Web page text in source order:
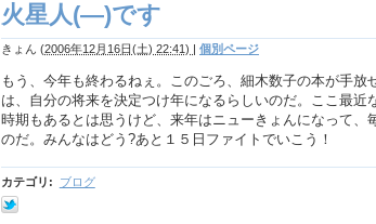
火星人(—)です
きょん (2006年12月16日(土) 22:41) | 個別ページ
もう、今年も終わるねぇ。このごろ、細木数子の本が手放
は、自分の将来を決定つけ年になるらしいのだ。ここ最近
時期もあるとは思うけど、来年はニューきょんになって、
のだ。みんなはどう?あと１５日ファイトでいこう！
カテゴリ : ブログ